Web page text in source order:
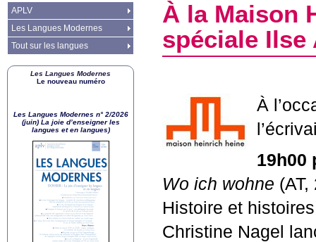
À la Maison
spéciale Ilse
À
19h00
Wo ich wohne (AT,
Histoire et
Christine Nagel
APLV
Les Langues Modernes
Tout sur les langues
Les Langues Modernes
Le nouveau numéro
Les Langues Modernes n° 2/2026
(juin) La joie d’enseigner les
langues et en langues)